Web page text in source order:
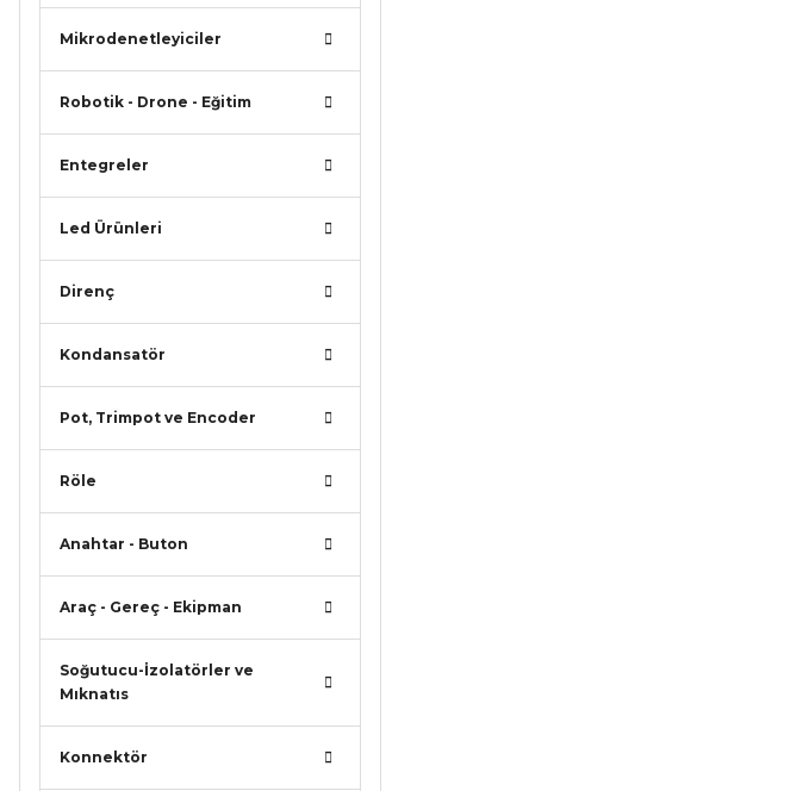
Mikrodenetleyiciler
Robotik - Drone - Eğitim
Entegreler
Led Ürünleri
Direnç
Kondansatör
Pot, Trimpot ve Encoder
Röle
Anahtar - Buton
Araç - Gereç - Ekipman
Soğutucu-İzolatörler ve
Mıknatıs
Konnektör